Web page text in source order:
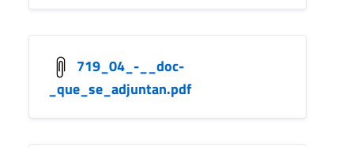
719_04_-__doc-
_que_se_adjuntan.pdf